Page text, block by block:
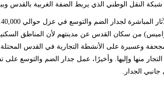
شبكة النقل الوطني الذي يربط الضفة الغربية بالقدس
من سكان القدس عن مدينتهم لأن المناطق السكنية
وعسيرة على الأنشطة التجارية في القدس
منها وإليها. وأخيرًا، عمل جدار الضم والتوسع على
الجدار .